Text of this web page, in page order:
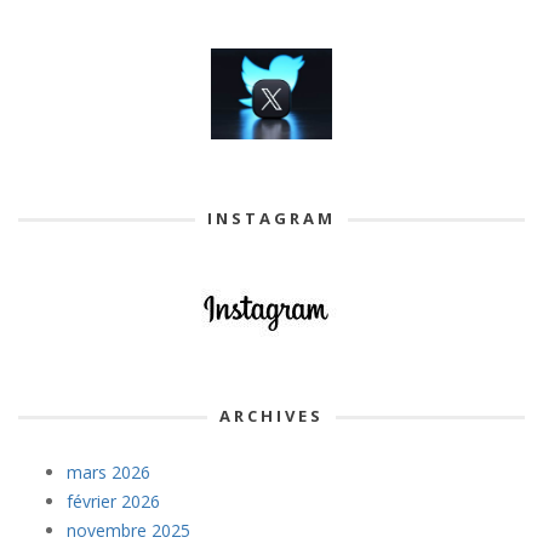
INSTAGRAM
ARCHIVES
mars 2026
février 2026
novembre 2025